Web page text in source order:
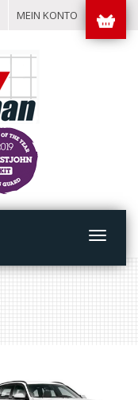
MEIN KONTO
Toggle